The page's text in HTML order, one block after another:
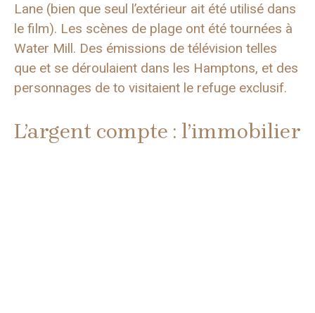
Lane (bien que seul l’extérieur ait été utilisé dans
le film). Les scènes de plage ont été tournées à
Water Mill. Des émissions de télévision telles
que et se déroulaient dans les Hamptons, et des
personnages de to visitaient le refuge exclusif.
L’argent compte : l’immobilier